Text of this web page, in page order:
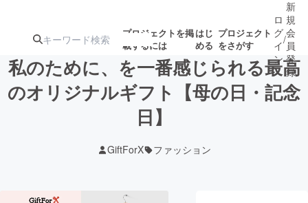
プロジェクトを掲
載するには
はじ
める
プロジェクト
をさがす
注目の新着プロ
ロ
グ
イ
ン
/
新
規
会
員
登
録
私のために、を一番感じられる最高
のオリジナルギフト【母の日・記念
日】
GiftForX ファッション